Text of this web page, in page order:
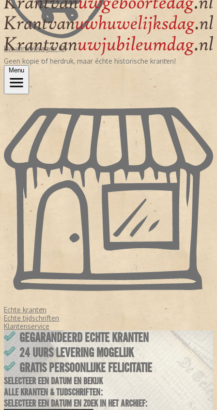
Uw winkelwagen (0)
Geen kopie of herdruk, maar échte historische kranten!
Menu
Echte kranten
Echte tijdschriften
Klantenservice
GEGARANDEERD ECHTE KRANTEN
24 UURS LEVERING MOGELIJK
GRATIS PERSOONLIJKE FELICITATIE
SELECTEER EEN DATUM EN BEKIJK
ALLE KRANTEN & TIJDSCHRIFTEN:
SELECTEER EEN DATUM EN ZOEK IN HET ARCHIEF: